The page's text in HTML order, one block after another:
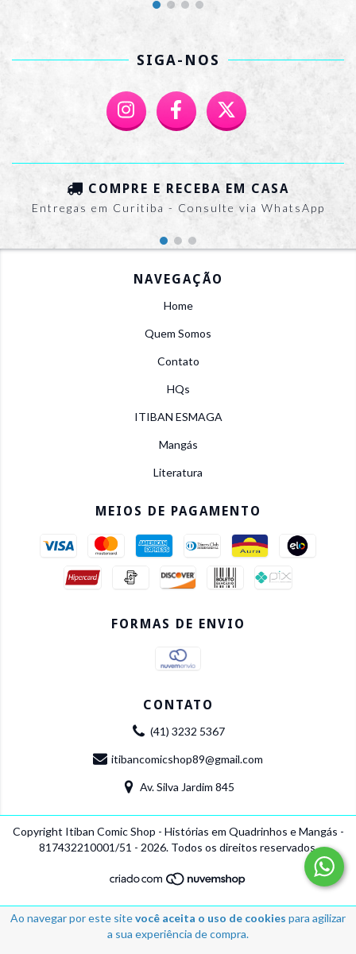
Ao navegar por este sitevocê aceita o uso de cookies para agilizar
a sua experiência de compra.
SIGA-NOS
COMPRE E RECEBA EM CASA
Entregas em Curitiba - Consulte via WhatsApp
NAVEGAÇÃO
Home
Quem Somos
Contato
HQs
ITIBAN ESMAGA
Mangás
Literatura
MEIOS DE PAGAMENTO
FORMAS DE ENVIO
CONTATO
(41) 3232 5367
itibancomicshop89@gmail.com
Av. Silva Jardim 845
Copyright Itiban Comic Shop - Histórias em Quadrinhos e Mangás -
817432210001/51 - 2026. Todos os direitos reservados.